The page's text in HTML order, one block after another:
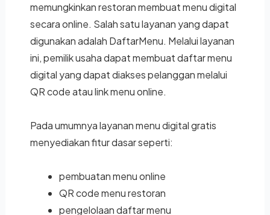
memungkinkan restoran membuat menu digital
secara online. Salah satu layanan yang dapat
digunakan adalah DaftarMenu. Melalui layanan
ini, pemilik usaha dapat membuat daftar menu
digital yang dapat diakses pelanggan melalui
QR code atau link menu online.
Pada umumnya layanan menu digital gratis
menyediakan fitur dasar seperti:
pembuatan menu online
QR code menu restoran
pengelolaan daftar menu